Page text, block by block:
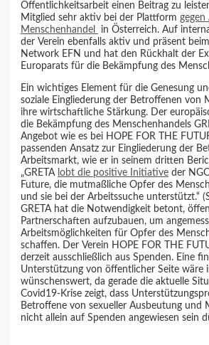
Öffentlichkeitsarbeit einen Beitrag zu
Mitglied sehr aktiv bei der Plattformgegen
Menschenhandel
in Österreich. Auf
der Verein ebenfalls aktiv und präsent
Network EFN und hat den Rückhalt der
Europarats für die Bekämpfung des
Ein wichtiges Element für die Genesung
soziale Eingliederung der Betroffenen von
ihre wirtschaftliche Stärkung. Der
die Bekämpfung des Menschenhandels
Angebot wie es bei HOPE FOR THE
passenden Ansatz zur Eingliederung der
Arbeitsmarkt, wie er in seinem dritten
„GRETA lobt die positive Initiative der
Future, die mutmaßliche Opfer des
und sie bei der Arbeitssuche unterstützt.“
GRETA hat die Notwendigkeit betont,
Partnerschaften aufzubauen, um
Arbeitsmöglichkeiten für Opfer des
schaffen. Der Verein HOPE FOR THE
derzeit ausschließlich aus Spenden. Eine
Unterstützung von öffentlicher Seite wäre
wünschenswert, da gerade die aktuelle
Covid19-Krise zeigt, dass
Betroffene von sexueller Ausbeutung und
nicht allein auf Spenden angewiesen sein